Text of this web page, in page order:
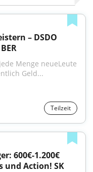
– DSDO
Menge neueLeute
Geld...
Teilzeit
600€-1.200€
und Action! SK